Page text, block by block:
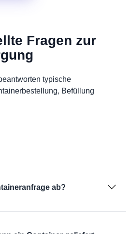
Fragen zur
typische
Befüllung
ab?